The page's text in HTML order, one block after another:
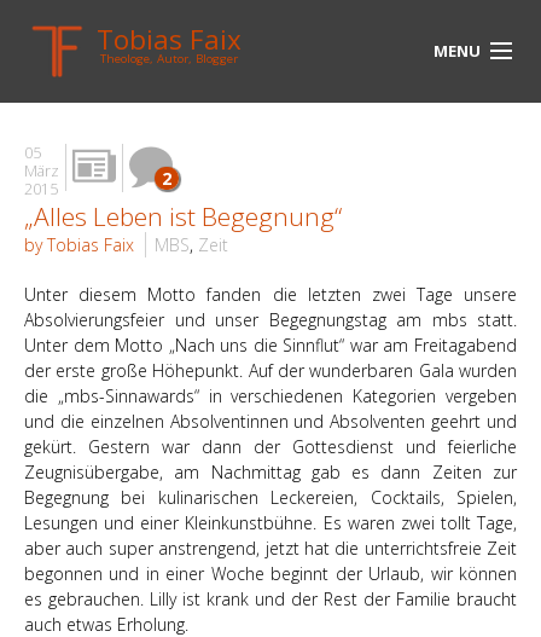
Tobias Faix
Theologe, Autor, Blogger MENU
HOME
BLOG
BIOGRAPHIE
UNTERWEGS
MEDIEN
KONTAKT
LINKS
05
März
2015
2
„Alles Leben ist Begegnung“
by Tobias Faix MBS, Zeit
Unter diesem Motto fanden die letzten zwei Tage unsere
Absolvierungsfeier und unser Begegnungstag am mbs statt.
Unter dem Motto „Nach uns die Sinnflut“ war am Freitagabend
der erste große Höhepunkt. Auf der wunderbaren Gala wurden
die „mbs-Sinnawards“ in verschiedenen Kategorien vergeben
und die einzelnen Absolventinnen und Absolventen geehrt und
gekürt. Gestern war dann der Gottesdienst und feierliche
Zeugnisübergabe, am Nachmittag gab es dann Zeiten zur
Begegnung bei kulinarischen Leckereien, Cocktails, Spielen,
Lesungen und einer Kleinkunstbühne. Es waren zwei tollt Tage,
aber auch super anstrengend, jetzt hat die unterrichtsfreie Zeit
begonnen und in einer Woche beginnt der Urlaub, wir können
es gebrauchen. Lilly ist krank und der Rest der Familie braucht
auch etwas Erholung.